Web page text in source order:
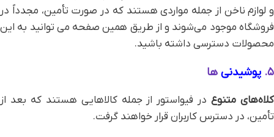
و لوازم ناخن از جمله مواردی هستند که در صورت تأمین، مجدداً در
فروشگاه موجود می‌شوند و از طریق همین صفحه می توانید به این
محصولات دسترسی داشته باشید.
۵. پوشیدنی‌ ها
کلاه‌های متنوعدر فیواستور از جمله کالاهایی هستند که بعد از
تأمین، در دسترس کاربران قرار خواهند گرفت.